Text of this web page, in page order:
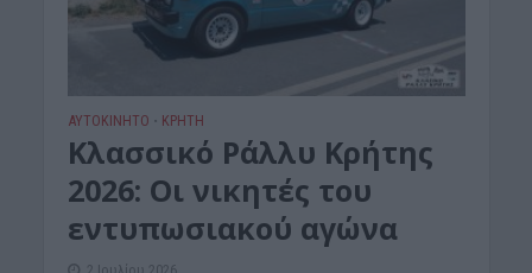
ΑΥΤΟΚΙΝΗΤΟ • ΚΡΗΤΗ
Κλασσικό Ράλλυ Κρήτης
2026: Oι νικητές του
εντυπωσιακού αγώνα